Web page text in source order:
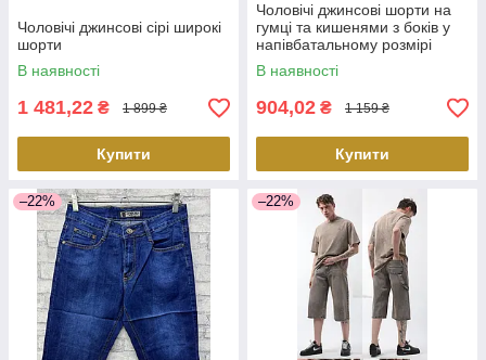
Чоловічі джинсові сірі широкі
шорти
В наявності
1 481,22 ₴ 1 899 ₴
Купити
Чоловічі джинсові шорти на
гумці та кишенями з боків у
напівбатальному розмірі
В наявності
904,02 ₴ 1 159 ₴
Купити
–22% –22%